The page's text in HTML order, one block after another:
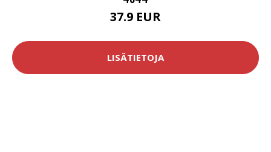
37.9 EUR
LISÄTIETOJA